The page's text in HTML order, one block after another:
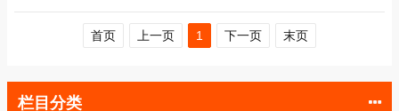
首页 上一页 1 下一页 末页
栏目分类